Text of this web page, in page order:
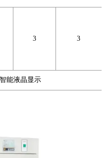
3 3
能液晶显示